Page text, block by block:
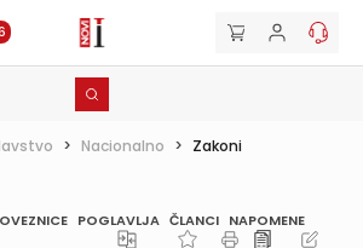
> Nacionalno > Zakoni
POGLAVLJA ČLANCI NAPOMENE